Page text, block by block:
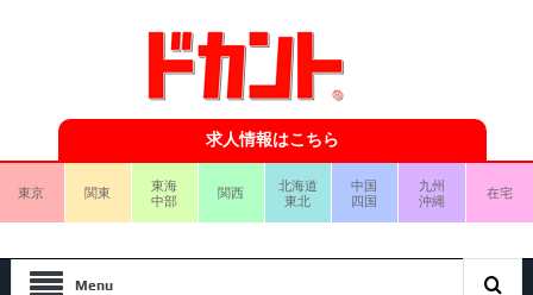
求人情報はこちら
東京 関東
東海
中部
関西
北海道
東北
中国
四国
九州
沖縄
在宅
Menu